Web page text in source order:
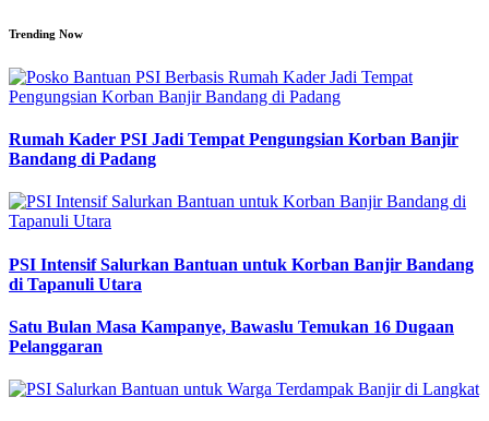
Trending Now
Rumah Kader PSI Jadi Tempat Pengungsian Korban Banjir
Bandang di Padang
PSI Intensif Salurkan Bantuan untuk Korban Banjir Bandang
di Tapanuli Utara
Satu Bulan Masa Kampanye, Bawaslu Temukan 16 Dugaan
Pelanggaran